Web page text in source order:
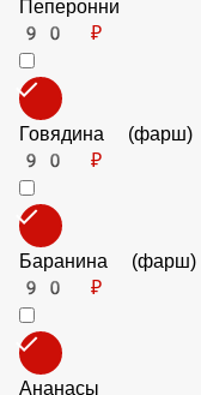
Салями
90 ₽
Пеперонни
90 ₽
Говядина (фарш)